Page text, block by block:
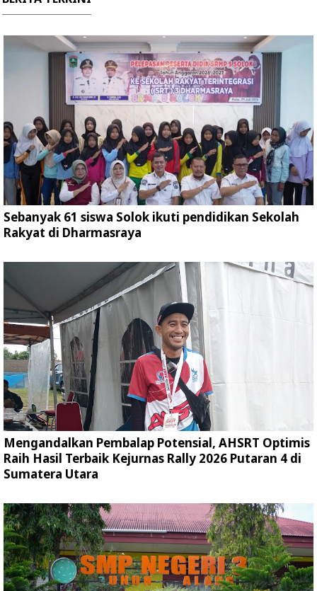
Sebanyak 61 siswa Solok ikuti pendidikan Sekolah
Rakyat di Dharmasraya
Mengandalkan Pembalap Potensial, AHSRT Optimis
Raih Hasil Terbaik Kejurnas Rally 2026 Putaran 4 di
Sumatera Utara